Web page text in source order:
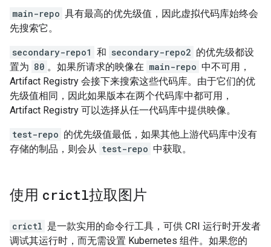
main-repo 具有最高的优先级值，因此虚拟代码库始终会
先搜索它。
secondary-repo1 和 secondary-repo2 的优先级都设
置为 80 。如果所请求的映像在 main-repo 中不可用，
Artifact Registry 会接下来搜索这些代码库。由于它们的优
先级值相同，因此如果版本在两个代码库中都可用，
Artifact Registry 可以选择从任一代码库中提供映像。
test-repo 的优先级值最低，如果其他上游代码库中没有
存储的制品，则会从 test-repo 中获取。
使用 crictl拉取图片
crictl 是一款实用的命令行工具，可供 CRI 运行时开发者
调试其运行时，而无需设置 Kubernetes 组件。如果您的